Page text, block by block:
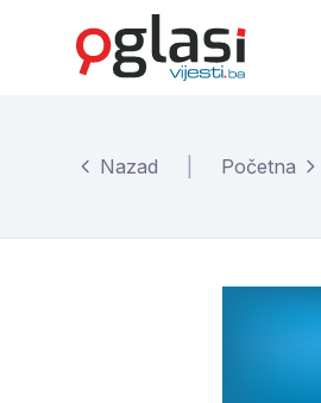
Nazad Početna